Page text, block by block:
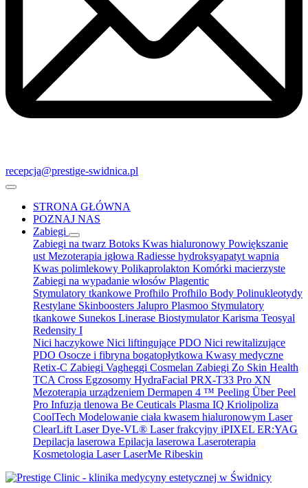
recepcja@prestige-swidnica.pl
STRONA GŁÓWNA
POZNAJ NAS
Zabiegi
Zabiegi na twarz Botoks Kwas hialuronowy Powiększanie
ust Mezoterapia igłowa Radiesse hydroksyapatyt wapnia
Kwas polimlekowy Polikaprolakton Komórki macierzyste
Zabiegi na wypadanie włosów Plagentic
Stymulatory tkankowe Profhilo Profhilo Body Polinukleotydy
Restylane Skinboosters Jalupro Plasmoo Stymulatory
tkankowe Sunekos Linerase Biostymulator Karisma Teosyal
Redensity I
Nici haczykowe Nici liftingujące PDO Nici rewitalizujące
PDO Osocze i fibryna bogatopłytkowa Kwasy medyczne
Retix-C Zabiegi Vagheggi Cosmelan Zabiegi Zo Skin Health
TCA Cross Egzosomy HydraFacial PRX-T33 Pro XN
Mezoterapia urządzeniem Dermapen 4 ™ Peeling Über Peel
Pro Infuzja tlenowa Be Ceuticals Plasma IQ Kriolipoliza
CoolTech Modelowanie ciała kwasem hialuronowym Laser
ClearLift Laser Dye-VL® Laser frakcyjny iPIXEL ER:YAG
Depilacja laserowa Epilacja laserowa Laseroterapia
Kosmetologia Laser LaserMe Ribeskin